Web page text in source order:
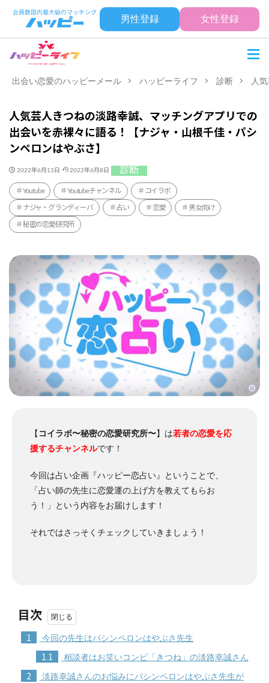
男性登録 女性登録
出会い恋愛のハッピーメール ハッピーライフ 診断 人
人気芸人きつねの淡路幸誠、マッチングアプリでの
出会いを赤裸々に語る！【ナジャ・山根千佳・パシ
ンペロンはやぶさ】
2022年6月13日 2022年6月8日 診断
Youtube Youtubeチャンネル コイラボ
ナジャ・グランディーバ 占い 恋愛 男女向け
秘密の恋愛研究所
【 コイラボ〜秘密の恋愛研究所〜】は若者の恋愛を応
援するチャンネルです！
今回は占い企画『ハッピー恋占い』ということで、
「占い師の先生に恋愛運の上げ方を教えてもらお
う！」という内容をお届けします！
それではさっそくチェックしていきましょう！
目次
1 今回の先生はパシンペロンはやぶさ先生
1.1 相談者はお笑いコンビ「きつね」の淡路幸誠さん
2
淡路幸誠さんのお悩みにパシンペロンはやぶさ先生が